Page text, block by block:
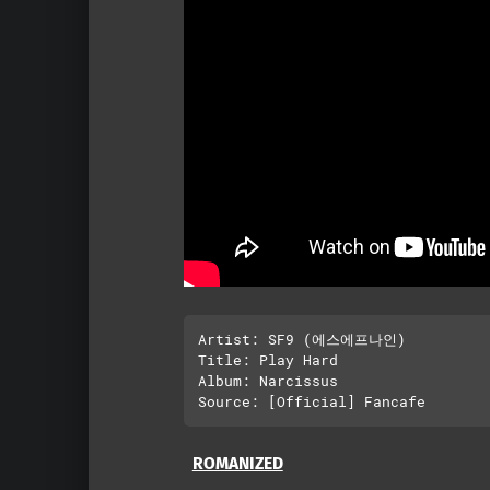
Artist: SF9 (에스에프나인)
Title: Play Hard
Album: Narcissus
ROMANIZED